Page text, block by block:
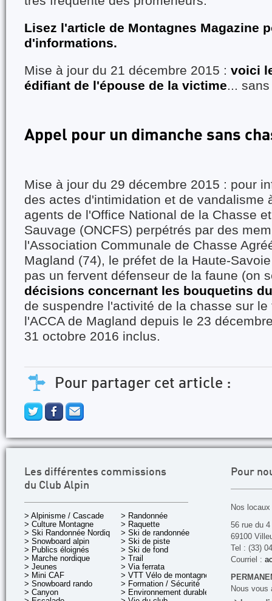
Lisez l'article de Montagnes Magazine
d'informations.
Mise à jour du 21 décembre 2015 : voici
édifiant de l'épouse de la victime...
Appel pour un dimanche sans
Mise à jour du 29 décembre 2015 : pour
des actes d'intimidation et de vandalisme
agents de l'Office National de la Chasse
Sauvage (ONCFS) perpétrés par des
l'Association Communale de Chasse
Magland (74), le préfet de la Haute-
pas un fervent défenseur de la faune (on
décisions concernant les bouquetins
de suspendre l'activité de la chasse sur le
l'ACCA de Magland depuis le 23
31 octobre 2016 inclus.
Pour partager cet article :
Les différentes commissions
du Club Alpin
> Alpinisme / Cascade
> Culture Montagne
> Ski Randonnée Nordique
> Snowboard alpin
> Publics éloignés
> Marche nordique
> Jeunes
> Mini CAF
> Snowboard rando
> Canyon
> Randonnée
> Raquette
> Ski de randonnée
> Ski de piste
> Ski de fond
> Trail
> Via ferrata
> VTT Vélo de montagne
> Formation / Sécurité
> Environnement durable
Pour
Nos
56 rue du
69100
Tel : (33)
Courriel :
Nous vous